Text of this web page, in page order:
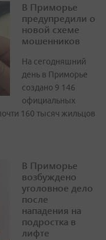
В Приморье
предупредили о
новой схеме
мошенников
На сегодняшний
день в Приморье
создано 9 146
официальных
160 тысяч жильцов
В Приморье
возбуждено
уголовное дело
после
нападения на
подростка в
лифте